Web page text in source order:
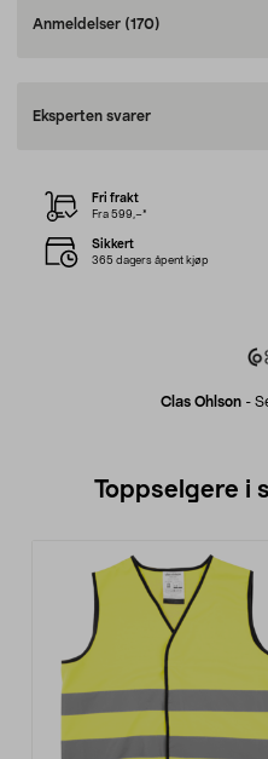
Anmeldelser (170)
Eksperten svarer
Clas Ohlson-
Fri frakt
Fra 599,–*
Sikkert
365 dagers åpent kjøp
Toppselgere i